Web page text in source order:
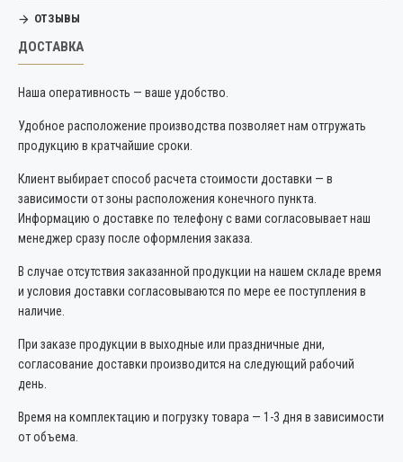
ОТЗЫВЫ
ДОСТАВКА
Наша оперативность — ваше удобство.
Удобное расположение производства позволяет нам отгружать
продукцию в кратчайшие сроки.
Клиент выбирает способ расчета стоимости доставки — в
зависимости от зоны расположения конечного пункта.
Информацию о доставке по телефону с вами согласовывает наш
менеджер сразу после оформления заказа.
В случае отсутствия заказанной продукции на нашем складе время
и условия доставки согласовываются по мере ее поступления в
наличие.
При заказе продукции в выходные или праздничные дни,
согласование доставки производится на следующий рабочий
день.
Время на комплектацию и погрузку товара — 1-3 дня в зависимости
от объема.